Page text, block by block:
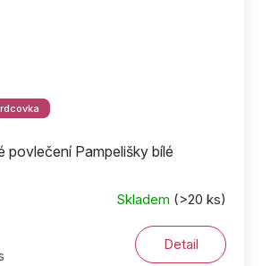
povlečení Pampelišky bílé
Skladem (>20 ks)
Detail